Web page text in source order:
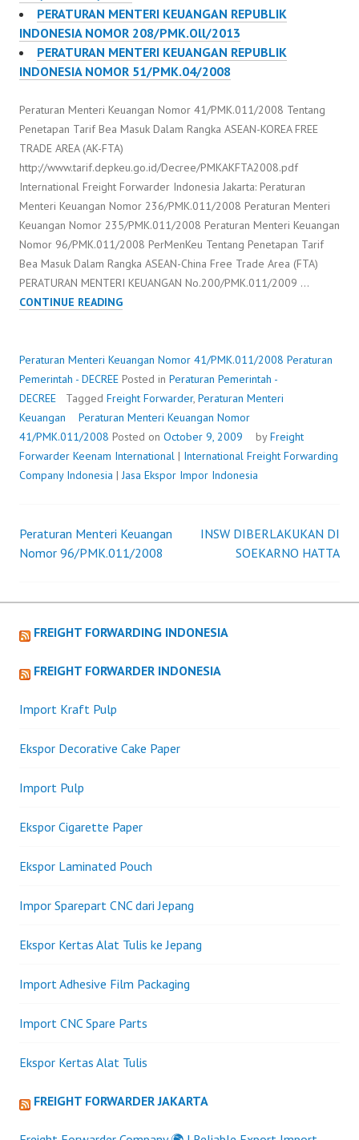
PERATURAN MENTERI KEUANGAN REPUBLIK
INDONESIA NOMOR 208/PMK.Oll/2013
PERATURAN MENTERI KEUANGAN REPUBLIK
INDONESIA NOMOR 51/PMK.04/2008
Peraturan Menteri Keuangan Nomor 41/PMK.011/2008 Tentang
Penetapan Tarif Bea Masuk Dalam Rangka ASEAN-KOREA FREE
TRADE AREA (AK-FTA)
http://www.tarif.depkeu.go.id/Decree/PMKAKFTA2008.pdf
International Freight Forwarder Indonesia Jakarta: Peraturan
Menteri Keuangan Nomor 236/PMK.011/2008 Peraturan Menteri
Keuangan Nomor 235/PMK.011/2008 Peraturan Menteri Keuangan
Nomor 96/PMK.011/2008 PerMenKeu Tentang Penetapan Tarif
Bea Masuk Dalam Rangka ASEAN-China Free Trade Area (FTA)
PERATURAN MENTERI KEUANGAN No.200/PMK.011/2009 …
CONTINUE READINGPERATURAN
NOMOR
41/PMK.011/2008
Peraturan Menteri Keuangan Nomor 41/PMK.011/2008 Peraturan
Pemerintah - DECREE Posted in Peraturan Pemerintah -
DECREE
Tagged Freight Forwarder, Peraturan Menteri
Keuangan
Peraturan Menteri Keuangan Nomor
41/PMK.011/2008 Posted on October 9, 2009 byFreight
Forwarder Keenam International | International Freight Forwarding
Company Indonesia |Jasa Ekspor Impor Indonesia
Post
Peraturan Menteri Keuangan
Nomor 96/PMK.011/2008
INSW DIBERLAKUKAN DI
SOEKARNO HATTA
FREIGHT FORWARDING INDONESIA
FREIGHT FORWARDER INDONESIA
Import Kraft Pulp
Ekspor Decorative Cake Paper
Import Pulp
Ekspor Cigarette Paper
Ekspor Laminated Pouch
Impor Sparepart CNC dari Jepang
Ekspor Kertas Alat Tulis ke Jepang
Import Adhesive Film Packaging
Import CNC Spare Parts
Ekspor Kertas Alat Tulis
FREIGHT FORWARDER JAKARTA